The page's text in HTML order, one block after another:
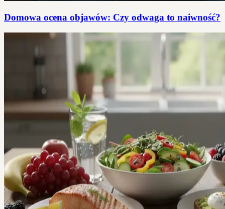
Domowa ocena objawów: Czy odwaga to naiwność?